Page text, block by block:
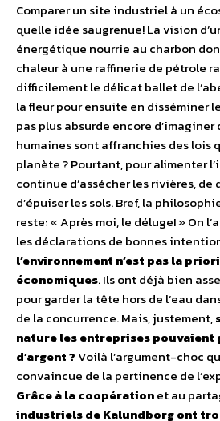
Comparer un site industriel à un
quelle idée saugrenue! La vision
énergétique nourrie au charbon
chaleur à une raffinerie de pétrole
difficilement le délicat ballet de
la fleur pour ensuite en disséminer
pas plus absurde encore
humaines sont affranchies des lois
planète ? Pourtant, pour alimenter
continue d’assécher les rivières, de
d’épuiser les sols. Bref, la
reste: « Après moi, le déluge! » On
les déclarations de bonnes
l’environnement n’est pas la
économiques. Ils ont déjà bien
pour garder la tête hors de l’eau
de la concurrence. Mais, justement,
nature les entreprises pouvaient
d’argent ?Voilà l’argument-choc
convaincue de la pertinence de
Grâce à la coopérationet au
industriels de Kalundborg ont